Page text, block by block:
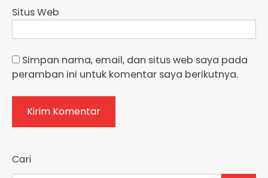
Situs Web
Simpan nama, email, dan situs web saya pada
peramban ini untuk komentar saya berikutnya.
Cari